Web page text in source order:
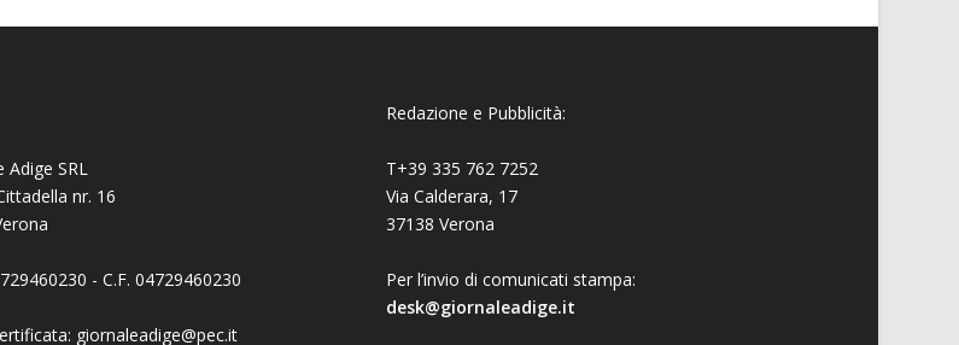
Adige SRL
nr. 16
- C.F. 04729460230
giornaleadige@pec.it
Redazione e Pubblicità:
T+39 335 762 7252
Via Calderara, 17
37138 Verona
Per l’invio di comunicati stampa:
desk@giornaleadige.it